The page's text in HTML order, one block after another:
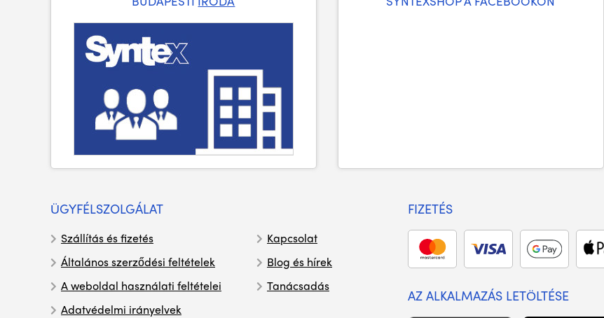
ÜGYFÉLSZOLGÁLAT
Szállítás és fizetés
Általános szerződési feltételek
A weboldal használati feltételei
Adatvédelmi irányelvek
Kapcsolat
Blog és hírek
Tanácsadás
FIZETÉS
AZ ALKALMAZÁS LETÖLTÉSE